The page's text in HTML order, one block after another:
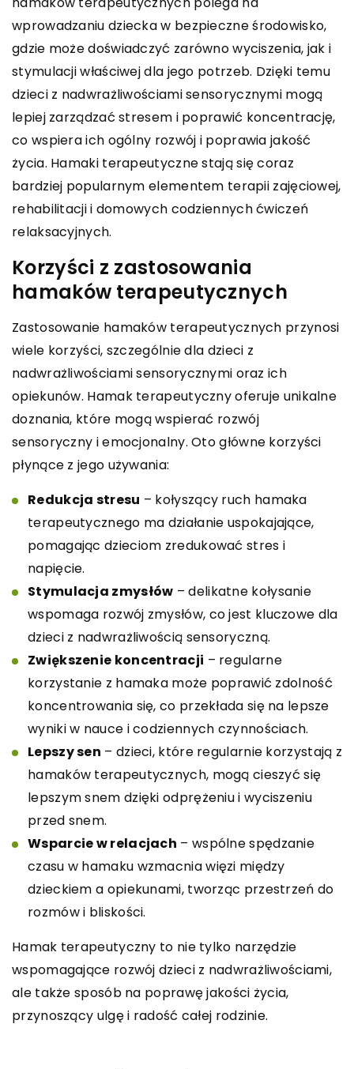
wprowadzaniu dziecka w bezpieczne środowisko,
gdzie może doświadczyć zarówno wyciszenia, jak i
stymulacji właściwej dla jego potrzeb. Dzięki temu
dzieci z nadwrażliwościami sensorycznymi mogą
lepiej zarządzać stresem i poprawić koncentrację,
co wspiera ich ogólny rozwój i poprawia jakość
życia. Hamaki terapeutyczne stają się coraz
bardziej popularnym elementem terapii zajęciowej,
rehabilitacji i domowych codziennych ćwiczeń
relaksacyjnych.
Korzyści z zastosowania
hamaków terapeutycznych
Zastosowanie hamaków terapeutycznych przynosi
wiele korzyści, szczególnie dla dzieci z
nadwrażliwościami sensorycznymi oraz ich
opiekunów. Hamak terapeutyczny oferuje unikalne
doznania, które mogą wspierać rozwój
sensoryczny i emocjonalny. Oto główne korzyści
płynące z jego używania:
Redukcja stresu – kołyszący ruch hamaka
terapeutycznego ma działanie uspokajające,
pomagając dzieciom zredukować stres i
napięcie.
Stymulacja zmysłów – delikatne kołysanie
wspomaga rozwój zmysłów, co jest kluczowe dla
dzieci z nadwrażliwością sensoryczną.
Zwiększenie koncentracji – regularne
korzystanie z hamaka może poprawić zdolność
koncentrowania się, co przekłada się na lepsze
wyniki w nauce i codziennych czynnościach.
Lepszy sen – dzieci, które regularnie korzystają z
hamaków terapeutycznych, mogą cieszyć się
lepszym snem dzięki odprężeniu i wyciszeniu
przed snem.
Wsparcie w relacjach – wspólne spędzanie
czasu w hamaku wzmacnia więzi między
dzieckiem a opiekunami, tworząc przestrzeń do
rozmów i bliskości.
Hamak terapeutyczny to nie tylko narzędzie
wspomagające rozwój dzieci z nadwrażliwościami,
ale także sposób na poprawę jakości życia,
przynoszący ulgę i radość całej rodzinie.